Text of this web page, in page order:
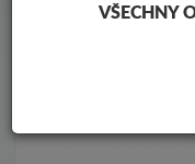
VŠECHNY